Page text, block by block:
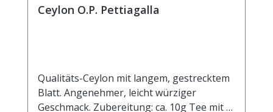
Ceylon O.P. Pettiagalla
Qualitäts-Ceylon mit langem, gestrecktem
Blatt. Angenehmer, leicht würziger
Geschmack. Zubereitung: ca. 10g Tee mit 1